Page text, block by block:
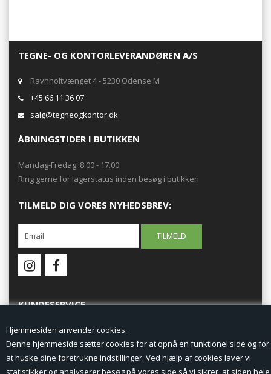
Hjemmesiden anvender cookies.
Denne hjemmeside sætter cookies for at opnå en funktionel side og for
at huske dine foretrukne indstillinger. Ved hjælp af cookies laver vi
statistikker og analyserer besøg på vores side så vi sikrer, at siden hele
TEGNE- OG KONTORLEVERANDØREN A/S
Ravnholtvænget 4 - 5230 Odense M
+45 66 11 36 07
salg@tegneogkontor.dk
ÅBNINGSTIDER I BUTIKKEN
Mandag-Fredag: 8.00 - 17.00
Ring gerne for lagerstatus inden besøg i butikken
TILMELD DIG VORES NYHEDSBREV:
KUNDESERVICE
Forside
Min Konto